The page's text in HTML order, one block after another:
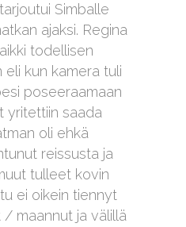
Simballe
ajaksi. Regina
todellisen
kun kamera tuli
poseeraamaan
yritettiin saada
oli ehkä
reissusta ja
tulleet kovin
ei oikein tiennyt
/ maannut ja välillä